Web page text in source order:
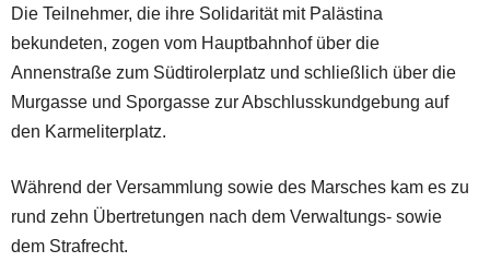
Die Teilnehmer, die ihre Solidarität mit Palästina
bekundeten, zogen vom Hauptbahnhof über die
Annenstraße zum Südtirolerplatz und schließlich über die
Murgasse und Sporgasse zur Abschlusskundgebung auf
den Karmeliterplatz.
Während der Versammlung sowie des Marsches kam es zu
rund zehn Übertretungen nach dem Verwaltungs- sowie
dem Strafrecht.